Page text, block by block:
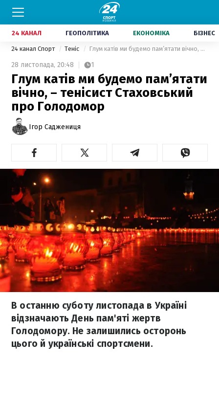
24 КАНАЛ ГЕОПОЛІТИКА ЕКОНОМІКА БІЗНЕС
24 канал Спорт Теніс Глум катів ми будемо пам’ятати вічно, – тенісист Стаховський про Голодомор
28 листопада, 20:48 1
Глум катів ми будемо пам’ятати
вічно, – тенісист Стаховський
про Голодомор
Ігор Саджениця
В останню суботу листопада в Україні
відзначають День пам'яті жертв
Голодомору. Не залишились осторонь
цього й українські спортсмени.